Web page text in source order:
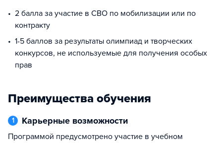
2 балла за участие в СВО по мобилизации или по
контракту
1-5 баллов за результаты олимпиад и творческих
конкурсов, не используемые для получения особых
прав
Преимущества обучения
1 Карьерные возможности
Программой предусмотрено участие в учебном